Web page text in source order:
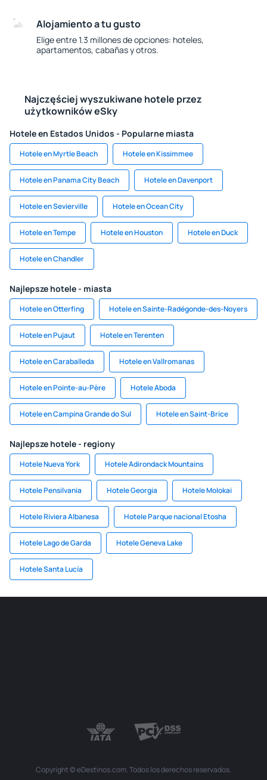
Alojamiento a tu gusto
Elige entre 1.3 millones de opciones: hoteles,
apartamentos, cabañas y otros.
Najczęściej wyszukiwane hotele przez
użytkowników eSky
Hotele en Estados Unidos - Popularne miasta
Hotele en Myrtle Beach Hotele en Kissimmee
Hotele en Panama City Beach Hotele en Davenport
Hotele en Sevierville Hotele en Ocean City
Hotele en Tempe Hotele en Houston Hotele en Duck
Hotele en Chandler
Najlepsze hotele - miasta
Hotele en Otterfing Hotele en Sainte-Radégonde-des-Noyers
Hotele en Pujaut Hotele en Terenten
Hotele en Caraballeda Hotele en Vallromanas
Hotele en Pointe-au-Père Hotele Aboda
Hotele en Campina Grande do Sul Hotele en Saint-Brice
Najlepsze hotele - regiony
Hotele Nueva York Hotele Adirondack Mountains
Hotele Pensilvania Hotele Georgia Hotele Molokai
Hotele Riviera Albanesa Hotele Parque nacional Etosha
Hotele Lago de Garda Hotele Geneva Lake
Hotele Santa Lucía
Copyright © eDestinos.com. Todos los derechos reservados.